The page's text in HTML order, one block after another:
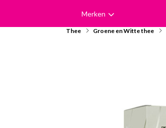
Merken
Thee Groene en Witte thee